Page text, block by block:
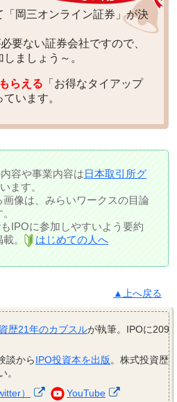
岡三オンライン証券」が決
要ない証券会社ですので、
ましょう～。
らえる 「お得なタイアップ
います。
容や事業内容は日本取引所グ
ます。
像は、みらいワークスの目論
IPOに参加しやすいよう要約
。
はじめての人へ
▲上へ戻る
歴21年のカブスルが執筆。IPOに209
談からIPO投資本を出版。株式投資歴
。
） YouTube